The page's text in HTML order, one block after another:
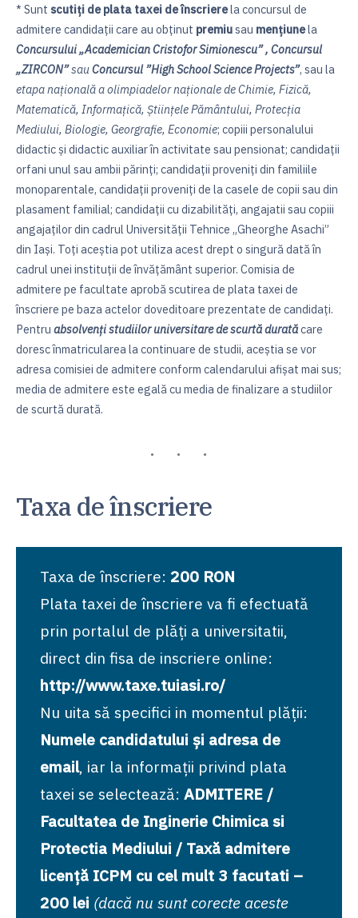
* Sunt scutiţi de plata taxei de înscrierela concursul de
admitere candidații care au obținut premiusau mențiunela
Concursului „Academician Cristofor Simionescu” , Concursul
„ZIRCON”sauConcursul ”High School Science Projects”, sau la
etapa națională a olimpiadelor naționale de Chimie, Fizică,
Matematică, Informațică, Științele Pământului, Protecția
Mediului, Biologie, Georgrafie, Economie; copiii personalului
didactic și didactic auxiliar în activitate sau pensionat; candidații
orfani unul sau ambii părinţi; candidații proveniți din familiile
monoparentale, candidaţii proveniţi de la casele de copii sau din
plasament familial; candidații cu dizabilități, angajatii sau copiii
angajaţilor din cadrul Universităţii Tehnice „Gheorghe Asachi”
din Iaşi. Toţi aceştia pot utiliza acest drept o singură dată în
cadrul unei instituţii de învăţământ superior. Comisia de
admitere pe facultate aprobă scutirea de plata taxei de
înscriere pe baza actelor doveditoare prezentate de candidaţi.
Pentru absolvenți studiilor universitare de scurtă duratăcare
doresc înmatricularea la continuare de studii, aceștia se vor
adresa comisiei de admitere conform calendarului afișat mai sus;
media de admitere este egală cu media de finalizare a studiilor
de scurtă durată.
Taxa de înscriere
Taxa de înscriere: 200 RON
Plata taxei de înscriere va fi efectuată
prin portalul de plăți a universitatii,
direct din fisa de inscriere online:
http://www.taxe.tuiasi.ro/
Nu uita să specifici in momentul plății:
Numele candidatului și adresa de
email, iar la informații privind plata
taxei se selectează: ADMITERE /
Facultatea de Inginerie Chimica si
Protectia Mediului / Taxă admitere
licență ICPM cu cel mult 3 facutati –
200 lei (dacă nu sunt corecte aceste